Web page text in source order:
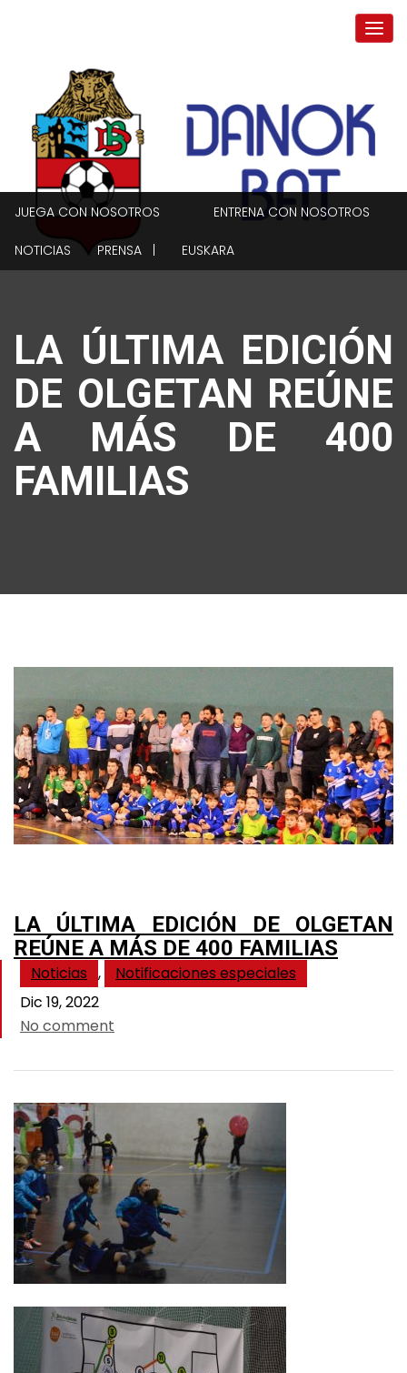
JUEGA CON NOSOTROS ENTRENA CON NOSOTROS
NOTICIAS PRENSA | EUSKARA
LA ÚLTIMA EDICIÓN
DE OLGETAN REÚNE
A MÁS DE 400
FAMILIAS
LA ÚLTIMA EDICIÓN DE OLGETAN
REÚNE A MÁS DE 400 FAMILIAS
Noticias ,
Notificaciones especiales
Dic 19, 2022
No comment